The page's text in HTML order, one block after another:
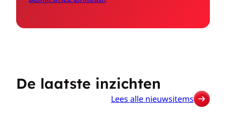
De laatste inzichten
Lees alle nieuwsitems